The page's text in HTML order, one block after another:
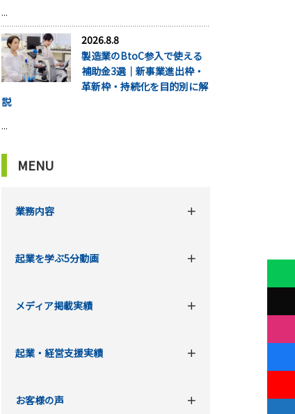
...
2026.8.8
製造業のBtoC参入で使える
補助金3選｜新事業進出枠・
革新枠・持続化を目的別に解
説
...
MENU
業務内容
起業を学ぶ5分動画
メディア掲載実績
起業・経営支援実績
お客様の声